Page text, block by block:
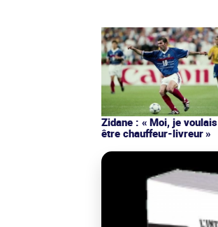
Zidane : « Moi, je voulais
être chauffeur-livreur »